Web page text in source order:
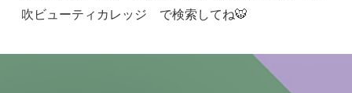
吹ビューティカレッジ で検索してね🐯